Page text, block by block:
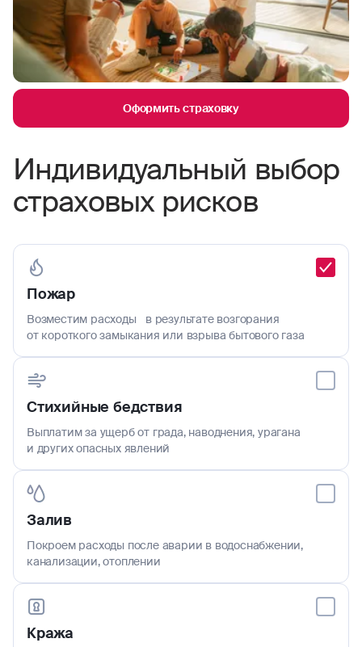
Оформить страховку
Индивидуальный выбор
страховых рисков
Пожар
Возместим расходы в результате возгорания
от короткого замыкания или взрыва бытового газа
Стихийные бедствия
Выплатим за ущерб от града, наводнения, урагана
и других опасных явлений
Залив
Покроем расходы после аварии в водоснабжении,
канализации, отоплении
Кража